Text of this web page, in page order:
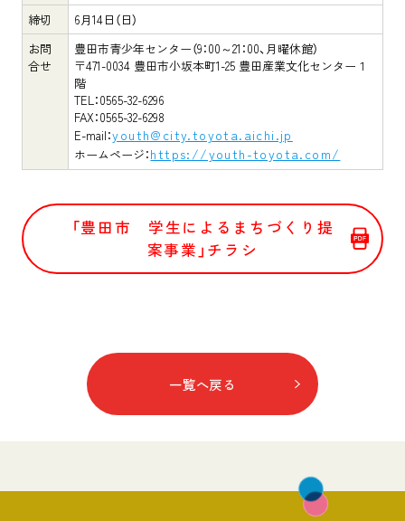
締切
6月14日（日）
お問
合せ
豊田市青少年センター（9：00～21：00、月曜休館）
〒471-0034 豊田市小坂本町1-25 豊田産業文化センター１
階
TEL：0565-32-6296
FAX：0565-32-6298
E-mail：youth@city.toyota.aichi.jp
ホームページ：https://youth-toyota.com/
「豊田市 学生によるまちづくり提
案事業」チラシ
一覧へ戻る